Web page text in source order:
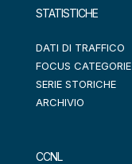
STATISTICHE
DATI DI TRAFFICO
FOCUS CATEGORIE
SERIE STORICHE
ARCHIVIO
CCNL